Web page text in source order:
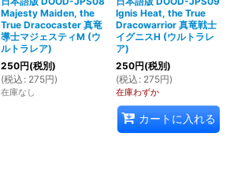
Majesty Maiden, the
True Dracocaster 真竜
導士マジェスティM (ウ
ルトラレア)
250円(税別)
(税込 : 275円)
在庫なし
Ignis Heat, the True
Dracowarrior 真竜戦士
イグニスH (ウルトラレ
ア)
250円(税別)
(税込 : 275円)
在庫わずか
カートに入れる